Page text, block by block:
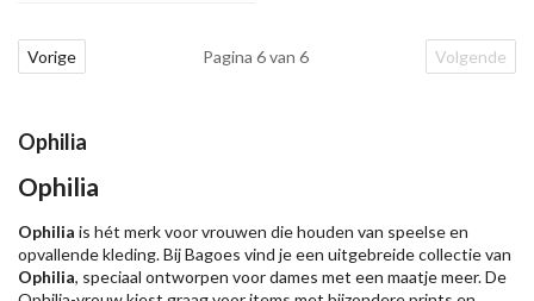
Vorige Pagina 6 van 6 Volgende
Ophilia
Ophilia
Ophilia is hét merk voor vrouwen die houden van speelse en
opvallende kleding. Bij Bagoes vind je een uitgebreide collectie van
Ophilia, speciaal ontworpen voor dames met een maatje meer. De